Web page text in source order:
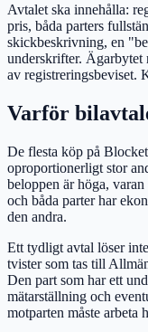
Avtalet ska innehålla:
pris, båda parters
skickbeskrivning, en
underskrifter. Ägarbytet
av registreringsbeviset.
Varför
De flesta köp på
oproportionerligt stor
beloppen är höga,
och båda parter har
den andra.
Ett tydligt avtal löser
tvister som tas till
Den part som har ett
mätarställning och
motparten måste arbeta